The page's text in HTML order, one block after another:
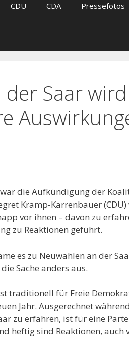
CDU CDA Pressefotos
Saar wird
die Aufkündigung der
Kramp-Karrenbauer (CDU)
vor ihnen – davon zu
zu Reaktionen geführt.
es zu Neuwahlen an der
Sache anders aus.
traditionell für Freie
Jahr. Ausgerechnet
zu erfahren, ist für eine
heftig sind Reaktionen, auch